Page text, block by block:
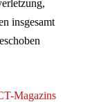
insgesamt
Magazins